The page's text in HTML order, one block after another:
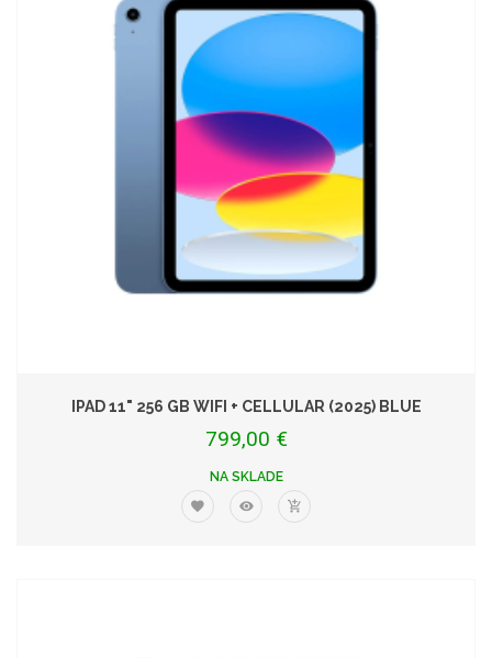
IPAD 11" 256 GB WIFI + CELLULAR (2025) BLUE
799,00 €
NA SKLADE